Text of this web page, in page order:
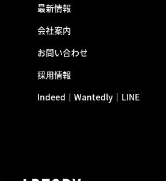
最新情報
会社案内
お問い合わせ
採用情報
Indeed ｜ Wantedly ｜ LINE